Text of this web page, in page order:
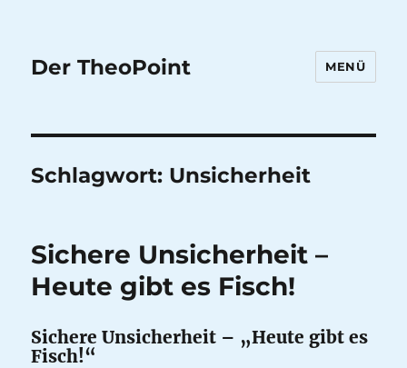
Der TheoPoint MENÜ
Schlagwort: Unsicherheit
Sichere Unsicherheit –
Heute gibt es Fisch!
Sichere Unsicherheit – „Heute gibt es
Fisch!“